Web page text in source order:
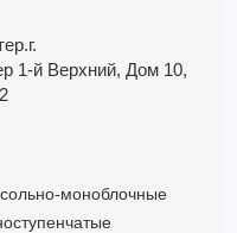
1-й Верхний, Дом 10,
моноблочные